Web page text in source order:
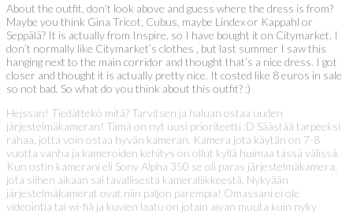
About the outfit, don’t look above and guess where the dress is from?
Maybe you think Gina Tricot, Cubus, maybe Lindex or Kappahl or
Seppälä? It is actually from Inspire, so I have bought it on Citymarket. I
don’t normally like Citymarket’s clothes , but last summer I saw this
hanging next to the main corridor and thought that’s a nice dress. I got
closer and thought it is actually pretty nice. It costed like 8 euros in sale
so not bad. So what do you think about this outfit? :)
Hejssan! Tiedättekö mitä? Tarvitsen ja haluan ostaa uuden
järjestelmäkameran! Tämä on nyt uusi prioriteetti :D Säästää tarpeeksi
rahaa, jotta voin ostaa hyvän kameran. Kamera jota käytän on 7-8
vuotta vanha ja kameroiden kehitys on ollut kyllä huimaa tässä välissä.
Kun ostin kamerani eli Sony Alpha 350 se oli paras järjestelmäkamera,
jota siihen aikaan sai tavallisesta kameraliikkeestä. Nykyään
järjestelmäkamerat ovat niin paljon parempia! Omassani ei ole
videointia tai wi-fiä ja kuvien laatu on jotain aivan muuta kuin nyky